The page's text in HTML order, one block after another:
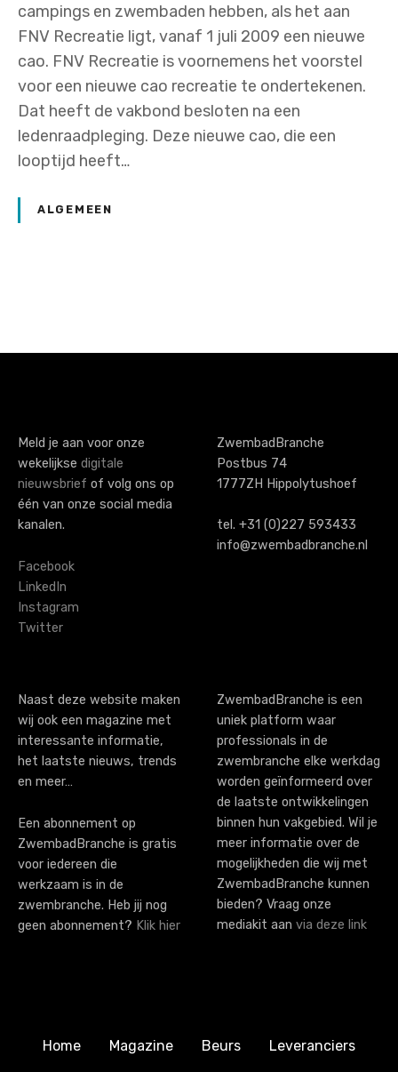
campings en zwembaden hebben, als het aan
FNV Recreatie ligt, vanaf 1 juli 2009 een nieuwe
cao. FNV Recreatie is voornemens het voorstel
voor een nieuwe cao recreatie te ondertekenen.
Dat heeft de vakbond besloten na een
ledenraadpleging. Deze nieuwe cao, die een
looptijd heeft…
ALGEMEEN
o
s
n
a
i
g
a
i
o
n
Meld je aan voor onze
wekelijkse digitale
nieuwsbrief of volg ons op
één van onze social media
kanalen.
Facebook
LinkedIn
Instagram
Twitter
ZwembadBranche
Postbus 74
1777ZH Hippolytushoef
tel. +31 (0)227 593433
info@zwembadbranche.nl
Naast deze website maken
wij ook een magazine met
interessante informatie,
het laatste nieuws, trends
en meer…
Een abonnement op
ZwembadBranche is gratis
voor iedereen die
werkzaam is in de
zwembranche. Heb jij nog
geen abonnement? Klik hier
ZwembadBranche is een
uniek platform waar
professionals in de
zwembranche elke werkdag
worden geïnformeerd over
de laatste ontwikkelingen
binnen hun vakgebied. Wil je
meer informatie over de
mogelijkheden die wij met
ZwembadBranche kunnen
bieden? Vraag onze
mediakit aan via deze link
Home Magazine Beurs Leveranciers